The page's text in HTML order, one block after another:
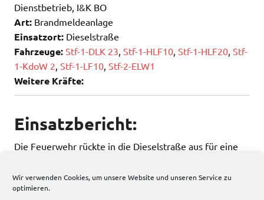
Wir verwenden Cookies, um unsere Website und unseren Service zu
optimieren.
Dienstbetrieb, I&K BO
Art: Brandmeldeanlage
Einsatzort: Dieselstraße
Fahrzeuge: Stf-1-DLK 23 Stf-1-HLF10 Stf-1-HLF20 Stf-
1-KdoW 2 Stf-1-LF10 Stf-2-ELW1
Weitere Kräfte:
Einsatzbericht:
Die Feuerwehr rückte in die Dieselstraße aus für eine
105 total views